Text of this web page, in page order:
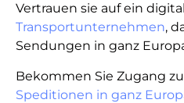
Vertrauen sie auf ein
Transportunternehmen,
Sendungen in ganz
Bekommen Sie Zugang zu
Speditionen in ganz